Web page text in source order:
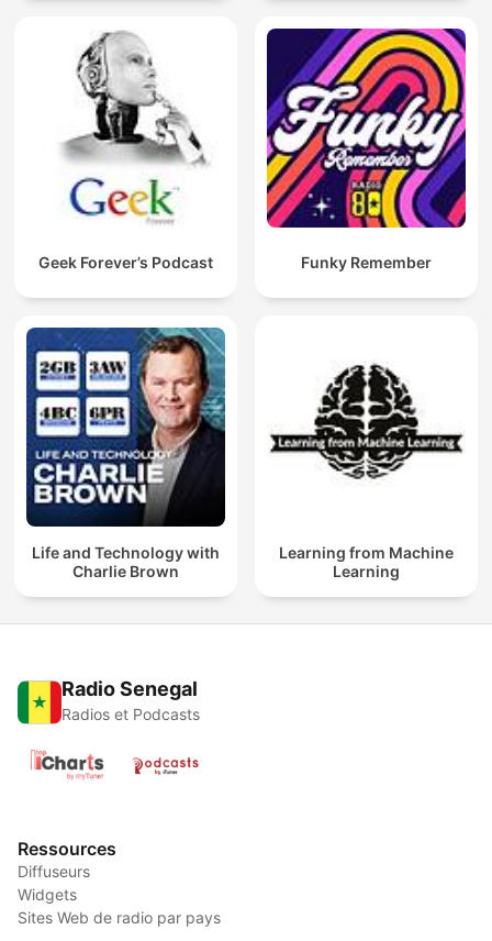
Geek Forever’s Podcast Funky Remember
Life and Technology with
Charlie Brown
Learning from Machine
Learning
Radio Senegal
Radios et Podcasts
Ressources
Diffuseurs
Widgets
Sites Web de radio par pays